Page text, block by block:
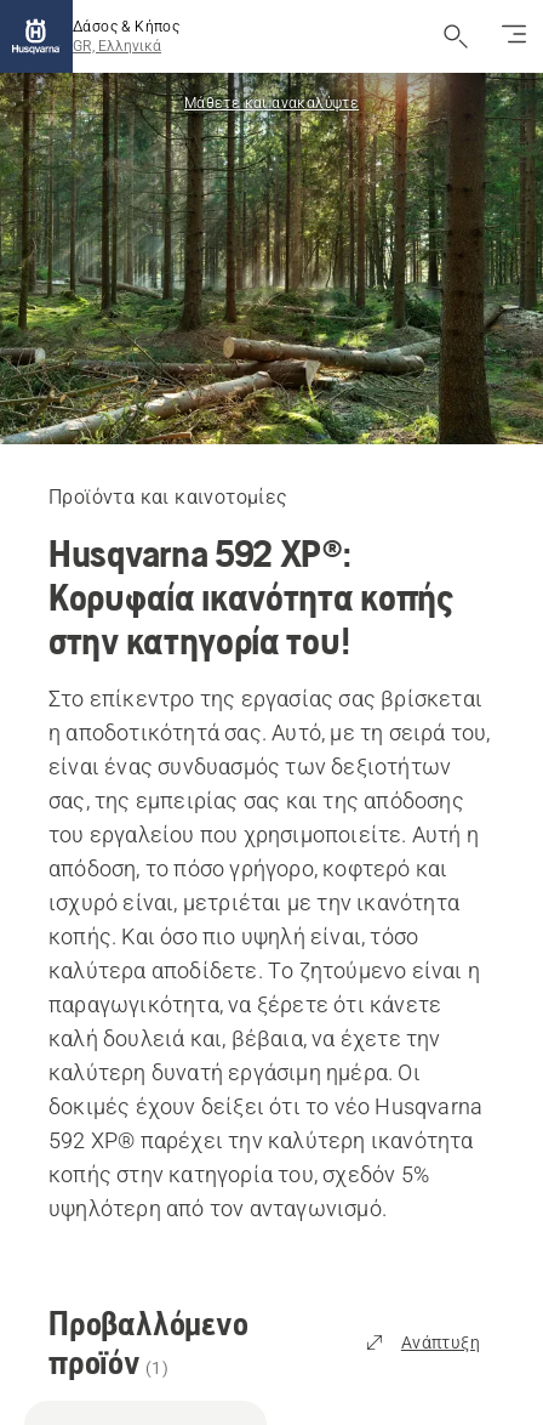
Δάσος & Κήπος
GR, Ελληνικά
Μάθετε και ανακαλύψτε
Προϊόντα και καινοτομίες
Husqvarna 592 XP®:
Κορυφαία ικανότητα κοπής
στην κατηγορία του!
Στο επίκεντρο της εργασίας σας βρίσκεται
η αποδοτικότητά σας. Αυτό, με τη σειρά του,
είναι ένας συνδυασμός των δεξιοτήτων
σας, της εμπειρίας σας και της απόδοσης
του εργαλείου που χρησιμοποιείτε. Αυτή η
απόδοση, το πόσο γρήγορο, κοφτερό και
ισχυρό είναι, μετριέται με την ικανότητα
κοπής. Και όσο πιο υψηλή είναι, τόσο
καλύτερα αποδίδετε. Το ζητούμενο είναι η
παραγωγικότητα, να ξέρετε ότι κάνετε
καλή δουλειά και, βέβαια, να έχετε την
καλύτερη δυνατή εργάσιμη ημέρα. Οι
δοκιμές έχουν δείξει ότι το νέο Husqvarna
592 XP® παρέχει την καλύτερη ικανότητα
κοπής στην κατηγορία του, σχεδόν 5%
υψηλότερη από τον ανταγωνισμό.
Προβαλλόμενο
προϊόν (1 )
Ανάπτυξη